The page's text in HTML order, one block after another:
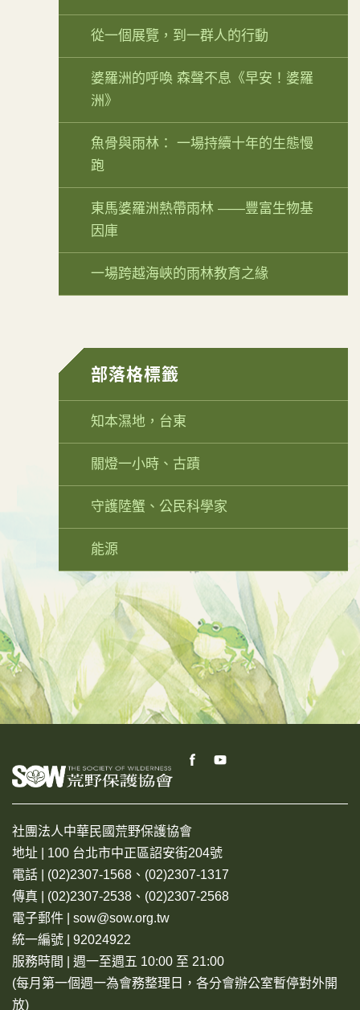
從一個展覽，到一群人的行動
婆羅洲的呼喚 森聲不息《早安！婆羅
洲》
魚骨與雨林： 一場持續十年的生態慢
跑
東馬婆羅洲熱帶雨林 ——豐富生物基
因庫
一場跨越海峽的雨林教育之緣
部落格標籤
知本濕地，台東
關燈一小時、古蹟
守護陸蟹、公民科學家
能源
社團法人中華民國荒野保護協會
地址 | 100 台北市中正區詔安街204號
電話 | (02)2307-1568、(02)2307-1317
傳真 | (02)2307-2538、(02)2307-2568
電子郵件 | sow@sow.org.tw
統一編號 | 92024922
服務時間 | 週一至週五 10:00 至 21:00
(每月第一個週一為會務整理日，各分會辦公室暫停對外開
放)